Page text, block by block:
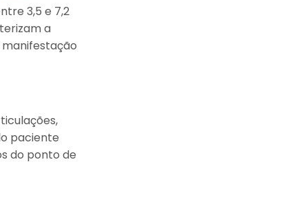
3,5 e 7,2
a
paciente
do ponto de